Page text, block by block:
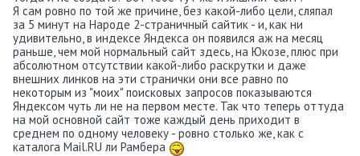
Я сам ровно по той же причине, без какой-либо цели, сляпал
за 5 минут на Народе 2-страничный сайтик - и, как ни
удивительно, в индексе Яндекса он появился аж на месяц
раньше, чем мой нормальный cайт здесь, на Юкозе, плюс при
абсолютном отсутствии какой-либо раскрутки и даже
внешних линков на эти странички они все равно по
некоторым из "моих" поисковых запросов показываются
Яндексом чуть ли не на первом месте. Так что теперь оттуда
на мой основной сайт тоже каждый день приходит в
среднем по одному человеку - ровно столько же, как с
каталога Mail.RU ли Рамбера